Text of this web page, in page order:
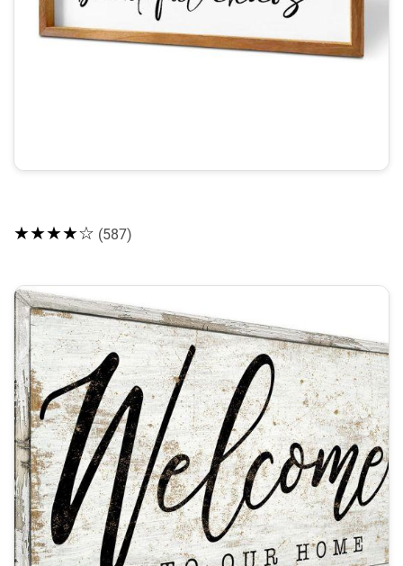
★★★★☆ (587)